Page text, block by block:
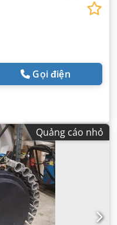
Gọi điện
Quảng cáo nhỏ